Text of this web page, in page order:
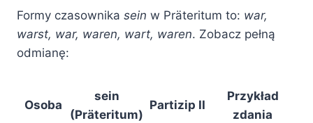
Formy czasownika sein w Präteritum to: war,
warst, war, waren, wart, waren. Zobacz pełną
odmianę:
Osoba
sein
(Präteritum)
Partizip II
Przykład
zdania